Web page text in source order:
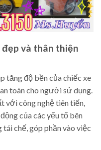
và thân thiện
tăng độ bền của chiếc xe
toàn cho người sử dụng.
với công nghệ tiên tiến,
của các yếu tố bên
tái chế, góp phần vào việc